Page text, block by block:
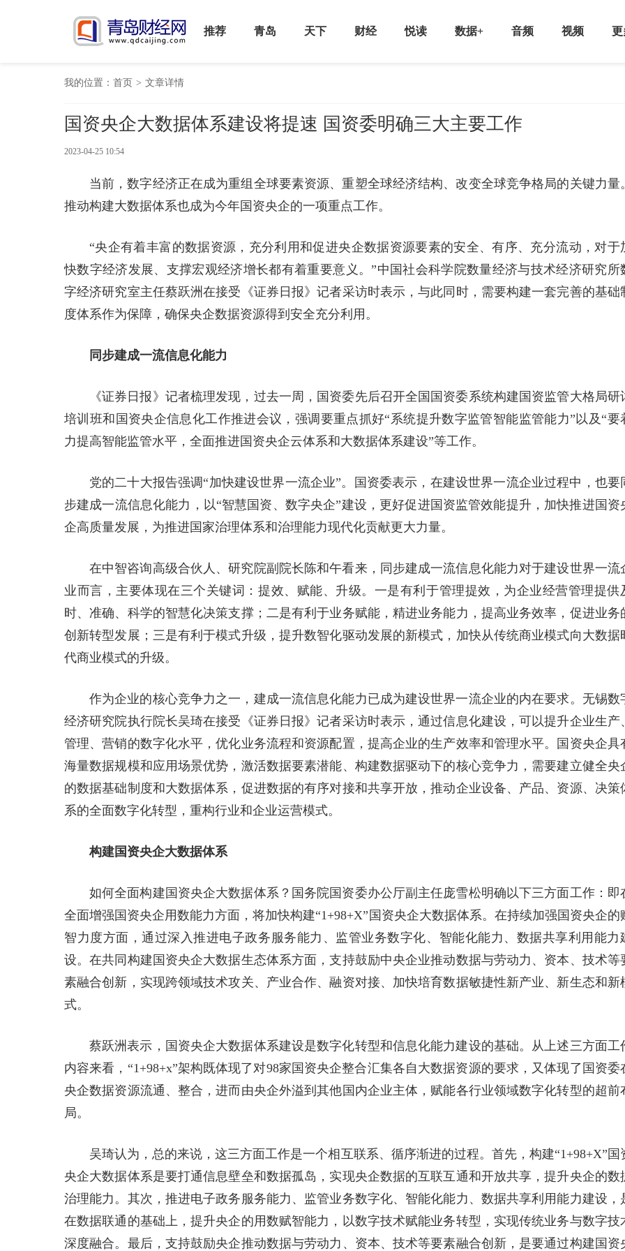
推荐 青岛 天下 财经 悦读 数据+ 音频 视频 更
我的位置： 首页 > 文章详情
国资央企大数据体系建设将提速 国资委明确三大主要工作
2023-04-25 10:54
当前，数字经济正在成为重组全球要素资源、重塑全球经济结构、改变全球竞争格局的关键力量。
推动构建大数据体系也成为今年国资央企的一项重点工作。
“央企有着丰富的数据资源，充分利用和促进央企数据资源要素的安全、有序、充分流动，对于
快数字经济发展、支撑宏观经济增长都有着重要意义。”中国社会科学院数量经济与技术经济研究所
字经济研究室主任蔡跃洲在接受《证券日报》记者采访时表示，与此同时，需要构建一套完善的基础
度体系作为保障，确保央企数据资源得到安全充分利用。
同步建成一流信息化能力
《证券日报》记者梳理发现，过去一周，国资委先后召开全国国资委系统构建国资监管大格局研
培训班和国资央企信息化工作推进会议，强调要重点抓好“系统提升数字监管智能监管能力”以及“要
力提高智能监管水平，全面推进国资央企云体系和大数据体系建设”等工作。
党的二十大报告强调“加快建设世界一流企业”。国资委表示，在建设世界一流企业过程中，也要
步建成一流信息化能力，以“智慧国资、数字央企”建设，更好促进国资监管效能提升，加快推进国资
企高质量发展，为推进国家治理体系和治理能力现代化贡献更大力量。
在中智咨询高级合伙人、研究院副院长陈和午看来，同步建成一流信息化能力对于建设世界一流
业而言，主要体现在三个关键词：提效、赋能、升级。一是有利于管理提效，为企业经营管理提供
时、准确、科学的智慧化决策支撑；二是有利于业务赋能，精进业务能力，提高业务效率，促进业务
创新转型发展；三是有利于模式升级，提升数智化驱动发展的新模式，加快从传统商业模式向大数据
代商业模式的升级。
作为企业的核心竞争力之一，建成一流信息化能力已成为建设世界一流企业的内在要求。无锡数
经济研究院执行院长吴琦在接受《证券日报》记者采访时表示，通过信息化建设，可以提升企业生产、
管理、营销的数字化水平，优化业务流程和资源配置，提高企业的生产效率和管理水平。国资央企具
海量数据规模和应用场景优势，激活数据要素潜能、构建数据驱动下的核心竞争力，需要建立健全央
的数据基础制度和大数据体系，促进数据的有序对接和共享开放，推动企业设备、产品、资源、决策
系的全面数字化转型，重构行业和企业运营模式。
构建国资央企大数据体系
如何全面构建国资央企大数据体系？国务院国资委办公厅副主任庞雪松明确以下三方面工作：即
全面增强国资央企用数能力方面，将加快构建“1+98+X”国资央企大数据体系。在持续加强国资央企的
智力度方面，通过深入推进电子政务服务能力、监管业务数字化、智能化能力、数据共享利用能力
设。在共同构建国资央企大数据生态体系方面，支持鼓励中央企业推动数据与劳动力、资本、技术等
素融合创新，实现跨领域技术攻关、产业合作、融资对接、加快培育数据敏捷性新产业、新生态和新
式。
蔡跃洲表示，国资央企大数据体系建设是数字化转型和信息化能力建设的基础。从上述三方面工
内容来看，“1+98+x”架构既体现了对98家国资央企整合汇集各自大数据资源的要求，又体现了国资委
央企数据资源流通、整合，进而由央企外溢到其他国内企业主体，赋能各行业领域数字化转型的超前
局。
吴琦认为，总的来说，这三方面工作是一个相互联系、循序渐进的过程。首先，构建“1+98+X”国
央企大数据体系是要打通信息壁垒和数据孤岛，实现央企数据的互联互通和开放共享，提升央企的数
治理能力。其次，推进电子政务服务能力、监管业务数字化、智能化能力、数据共享利用能力建设，
在数据联通的基础上，提升央企的用数赋智能力，以数字技术赋能业务转型，实现传统业务与数字技
深度融合。最后，支持鼓励央企推动数据与劳动力、资本、技术等要素融合创新，是要通过构建国资